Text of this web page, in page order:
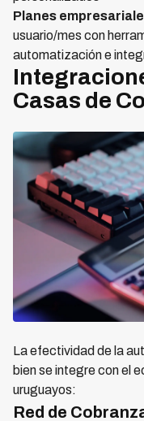
Planes
usuario/mes con
automatización e
Casas de
La efectividad de la
bien se integre con el
uruguayos:
Red de